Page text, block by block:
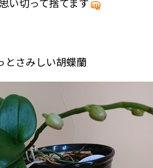
とさみしい胡蝶蘭